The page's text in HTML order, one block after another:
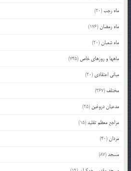
ماه رجب(20)
ماه رمضان(176)
ماه شعبان(20)
ماهها و روزهای خاص (745)
مبانی اعتقادی (20)
مختلف (367)
مدعیان دروغین (25)
مراجع معظم تقلید(15)
مردان(40)
مسجد(87)